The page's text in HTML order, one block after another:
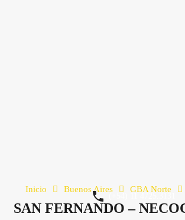
Inicio Buenos Aires GBA Norte
SAN FERNANDO –